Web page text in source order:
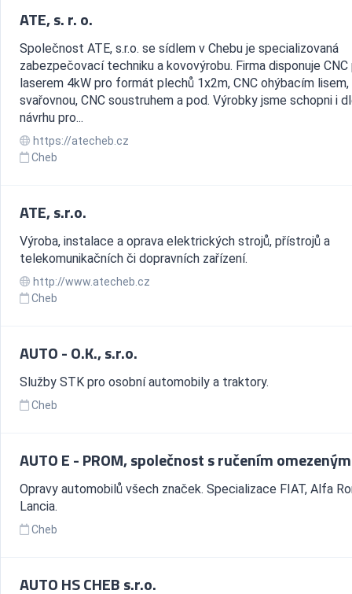
ATE, s. r. o.
Společnost ATE, s.r.o. se sídlem v Chebu je specializovaná
zabezpečovací techniku a kovovýrobu. Firma disponuje
laserem 4kW pro formát plechů 1x2m, CNC ohýbacím lisem,
svařovnou, CNC soustruhem a pod. Výrobky jsme schopni i
návrhu pro...
https://atecheb.cz
Cheb
ATE, s.r.o.
Výroba, instalace a oprava elektrických strojů, přístrojů a
telekomunikačních či dopravních zařízení.
http://www.atecheb.cz
Cheb
AUTO - O.K., s.r.o.
Služby STK pro osobní automobily a traktory.
Cheb
AUTO E - PROM, společnost s ručením omezeným
Opravy automobilů všech značek. Specializace FIAT, Alfa
Lancia.
Cheb
AUTO HS CHEB s.r.o.